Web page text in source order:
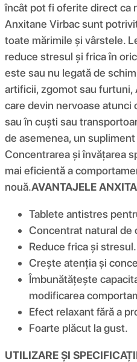
încât pot fi oferite direct ca
Anxitane Virbac sunt
toate mărimile și vârstele.
reduce stresul și frica în
este sau nu legată de
artificii, zgomot sau furtuni,
care devin nervoase atunci
sau în cuști sau
de asemenea, un
Concentrarea și învățarea
mai eficientă a
nouă.AVANTAJELE
Tablete antistres
Concentrat natural de
Reduce frica și stresul.
Crește atenția și
Îmbunătățește
modificarea
Efect relaxant fără a
Foarte plăcut la gust.
UTILIZARE ȘI